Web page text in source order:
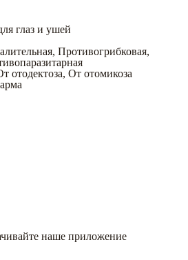
глаз и ушей
, Противогрибковая,
отодектоза, От отомикоза
наше приложение